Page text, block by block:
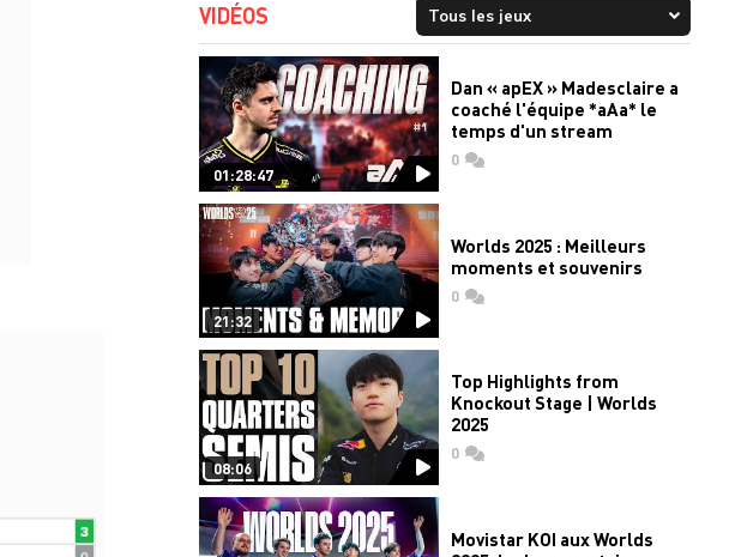
VIDÉOS
01:28:47
Dan « apEX » Madesclaire a
coaché l'équipe *aAa* le
temps d'un stream
0commentaires
21:32
Worlds 2025 : Meilleurs
moments et souvenirs
0commentaires
08:06
Top Highlights from
Knockout Stage | Worlds
2025
0commentaires
Movistar KOI aux Worlds